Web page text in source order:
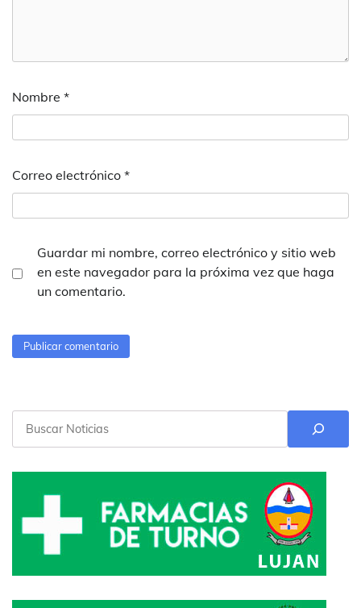
Nombre *
Correo electrónico *
Guardar mi nombre, correo electrónico y sitio web
en este navegador para la próxima vez que haga
un comentario.